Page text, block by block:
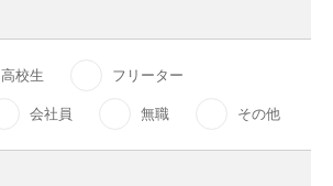
高校生 フリーター
会社員 無職 その他